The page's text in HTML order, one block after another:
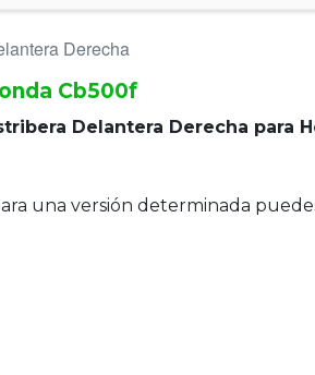
Derecha
Cb500f
Delantera Derecha para
una versión determinada